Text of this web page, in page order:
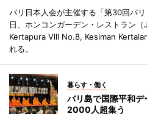
バリ日本人会が主催する「第30回バ
日、ホンコンガーデン・レストラン
Kertapura Vlll No.8, Kesiman
れる。
暮らす・働く
バリ島で国際平和
2000人超集う